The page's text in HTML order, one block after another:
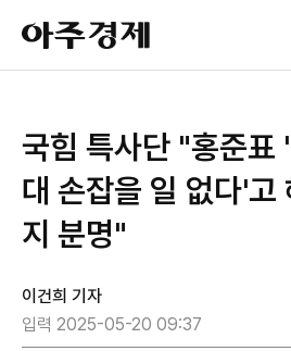
아
주
경
국힘 특사단 "홍준표
대 손잡을 일 없다'고
지 분명"
이건희 기자
입력 2025-05-20 09:37